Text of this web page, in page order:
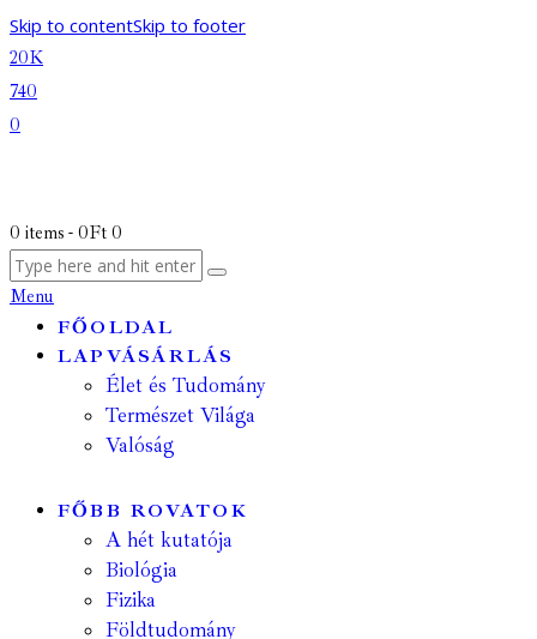
Skip to contentSkip to footer
20K
740
0
0 items - 0Ft 0
Menu
FŐOLDAL
LAPVÁSÁRLÁS
Élet és Tudomány
Természet Világa
Valóság
FŐBB ROVATOK
A hét kutatója
Biológia
Fizika
Földtudomány